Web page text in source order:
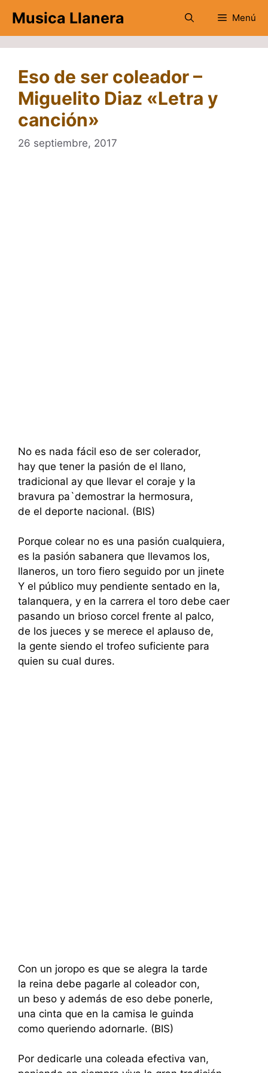
contenido
Musica Llanera Menú
Eso de ser coleador –
Miguelito Diaz «Letra y
canción»
26 septiembre, 2017
No es nada fácil eso de ser colerador,
hay que tener la pasión de el llano,
tradicional ay que llevar el coraje y la
bravura pa`demostrar la hermosura,
de el deporte nacional. (BIS)
Porque colear no es una pasión cualquiera,
es la pasión sabanera que llevamos los,
llaneros, un toro fiero seguido por un jinete
Y el público muy pendiente sentado en la,
talanquera, y en la carrera el toro debe caer
pasando un brioso corcel frente al palco,
de los jueces y se merece el aplauso de,
la gente siendo el trofeo suficiente para
quien su cual dures.
Con un joropo es que se alegra la tarde
la reina debe pagarle al coleador con,
un beso y además de eso debe ponerle,
una cinta que en la camisa le guinda
como queriendo adornarle. (BIS)
Por dedicarle una coleada efectiva van,